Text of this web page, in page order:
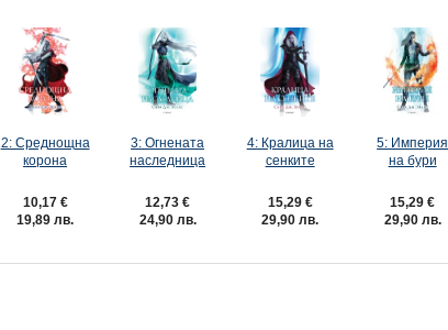
2: Среднощна
корона
10,17 €
19,89 лв.
3: Огнената
наследница
12,73 €
24,90 лв.
4: Кралица на
сенките
15,29 €
29,90 лв.
5: Империя
на бури
15,29 €
29,90 лв.